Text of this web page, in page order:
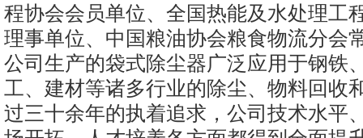
程协会会员单位、全国热能及水处理工
理事单位、中国粮油协会粮食物流分会
公司生产的袋式除尘器广泛应用于钢铁
工、建材等诸多行业的除尘、物料回收
过三十余年的执着追求，公司技术水平